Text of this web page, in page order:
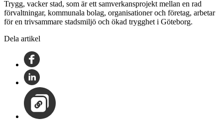
Trygg, vacker stad, som är ett samverkansprojekt mellan en rad
förvaltningar, kommunala bolag, organisationer och företag, arbetar
för en trivsammare stadsmiljö och ökad trygghet i Göteborg.
Dela artikel